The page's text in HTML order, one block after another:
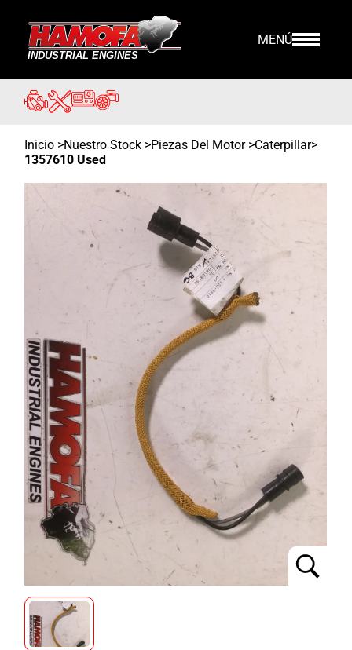
MENÚ
Inicio >Nuestro Stock >Piezas Del Motor >Caterpillar>
1357610 Used